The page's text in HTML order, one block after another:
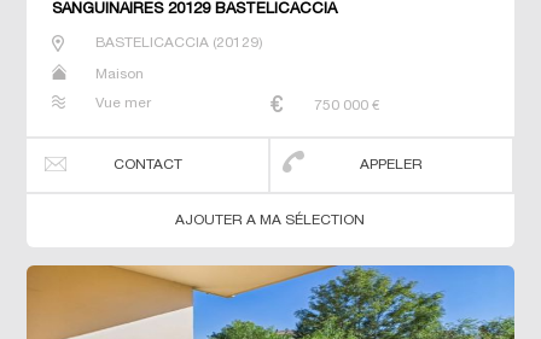
SANGUINAIRES 20129 BASTELICACCIA
BASTELICACCIA (20129)
Maison
Vue mer 750 000 €
CONTACT APPELER
AJOUTER A MA SÉLECTION